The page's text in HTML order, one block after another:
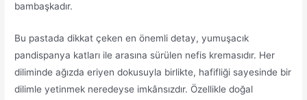
bambaşkadır.
Bu pastada dikkat çeken en önemli detay, yumuşacık
pandispanya katları ile arasına sürülen nefis kremasıdır. Her
diliminde ağızda eriyen dokusuyla birlikte, hafifliği sayesinde bir
dilimle yetinmek neredeyse imkânsızdır. Özellikle doğal